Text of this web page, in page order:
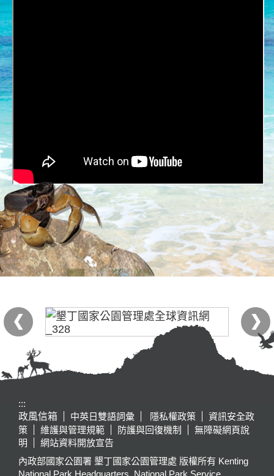
:::
政風信箱
中英日雙語詞彙 隱私權政策
資訊安全政
策
維護與管理規範 防護與回復機制
無障礙網頁說
明
網站資料開放宣告
內政部國家公園署 墾丁國家公園管理處 版權所有 Kenting
National Park Headquarters, National Park Service,